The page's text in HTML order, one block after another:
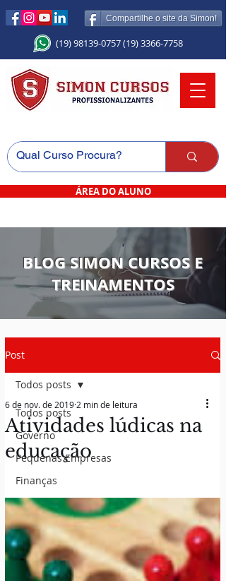
Compartilhe o site da Simon!
(19) 98139-0757(19) 3366-7758
ÁREA DO ALUNO
BLOG SIMON CURSOS E
TREINAMENTOS
Post
Todos posts
Governo
Pequenas Empresas
Finanças
Todos posts
Atividades lúdicas na
educação
6 de nov. de 2019 2 min de leitura